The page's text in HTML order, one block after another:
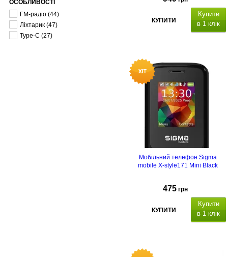
ОСОБЛИВОСТІ
FM-радіо (44)
Ліхтарик (47)
Type-C (27)
КУПИТИ
Купити
в 1 клік
Мобільний телефон Sigma
mobile X-style171 Mini Black
475 грн
КУПИТИ
Купити
в 1 клік
набір,